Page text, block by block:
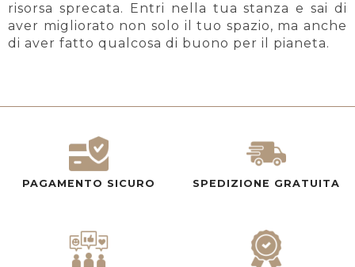
risorsa sprecata. Entri nella tua stanza e sai di
aver migliorato non solo il tuo spazio, ma anche
di aver fatto qualcosa di buono per il pianeta.
PAGAMENTO SICURO SPEDIZIONE GRATUITA